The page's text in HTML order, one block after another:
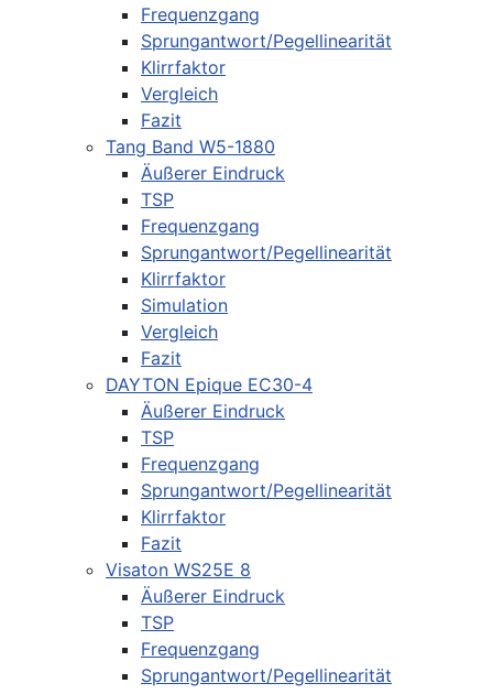
Frequenzgang
Sprungantwort/Pegellinearität
Klirrfaktor
Vergleich
Fazit
Tang Band W5-1880
Äußerer Eindruck
TSP
Frequenzgang
Sprungantwort/Pegellinearität
Klirrfaktor
Simulation
Vergleich
Fazit
DAYTON Epique EC30-4
Äußerer Eindruck
TSP
Frequenzgang
Sprungantwort/Pegellinearität
Klirrfaktor
Fazit
Visaton WS25E 8
Äußerer Eindruck
TSP
Frequenzgang
Sprungantwort/Pegellinearität